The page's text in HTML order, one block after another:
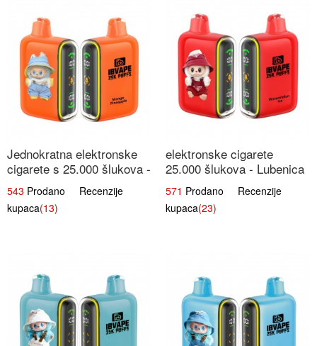
Jednokratna elektronske
cigarete s 25.000 šlukova -
Mango & Ananas |
Egzotična Voćna
Mješavina
543 Prodano Recenzije
kupaca(13)
elektronske cigarete
25.000 šlukova - Lubenica
Led | Osježavajući Ljetni
Okus
571 Prodano Recenzije
kupaca(23)